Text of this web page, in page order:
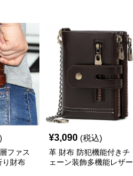
ファス
り財布
¥3,090 (税込)
革 財布 防犯機能付きチ
ェーン装飾多機能レザー